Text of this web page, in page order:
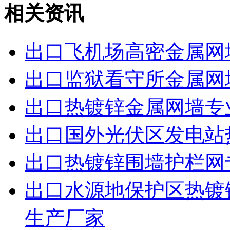
相关资讯
出口飞机场高密金属
出口监狱看守所金属
出口热镀锌金属网墙
出口国外光伏区发电
出口热镀锌围墙护栏
出口水源地保护区热
生产厂家